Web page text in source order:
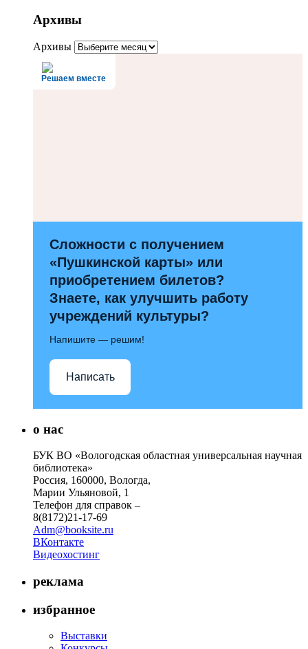
Архивы
Архивы
Решаем вместе
Сложности с получением
«Пушкинской карты» или
приобретением билетов?
Знаете, как улучшить работу
учреждений культуры?
Напишите — решим!
Написать
о нас
БУК ВО «Вологодская областная универсальная научная
библиотека»
Россия, 160000, Вологда,
Марии Ульяновой, 1
Телефон для справок –
8(8172)21-17-69
Adm@booksite.ru
ВКонтакте
Видеохостинг
реклама
избранное
Выставки